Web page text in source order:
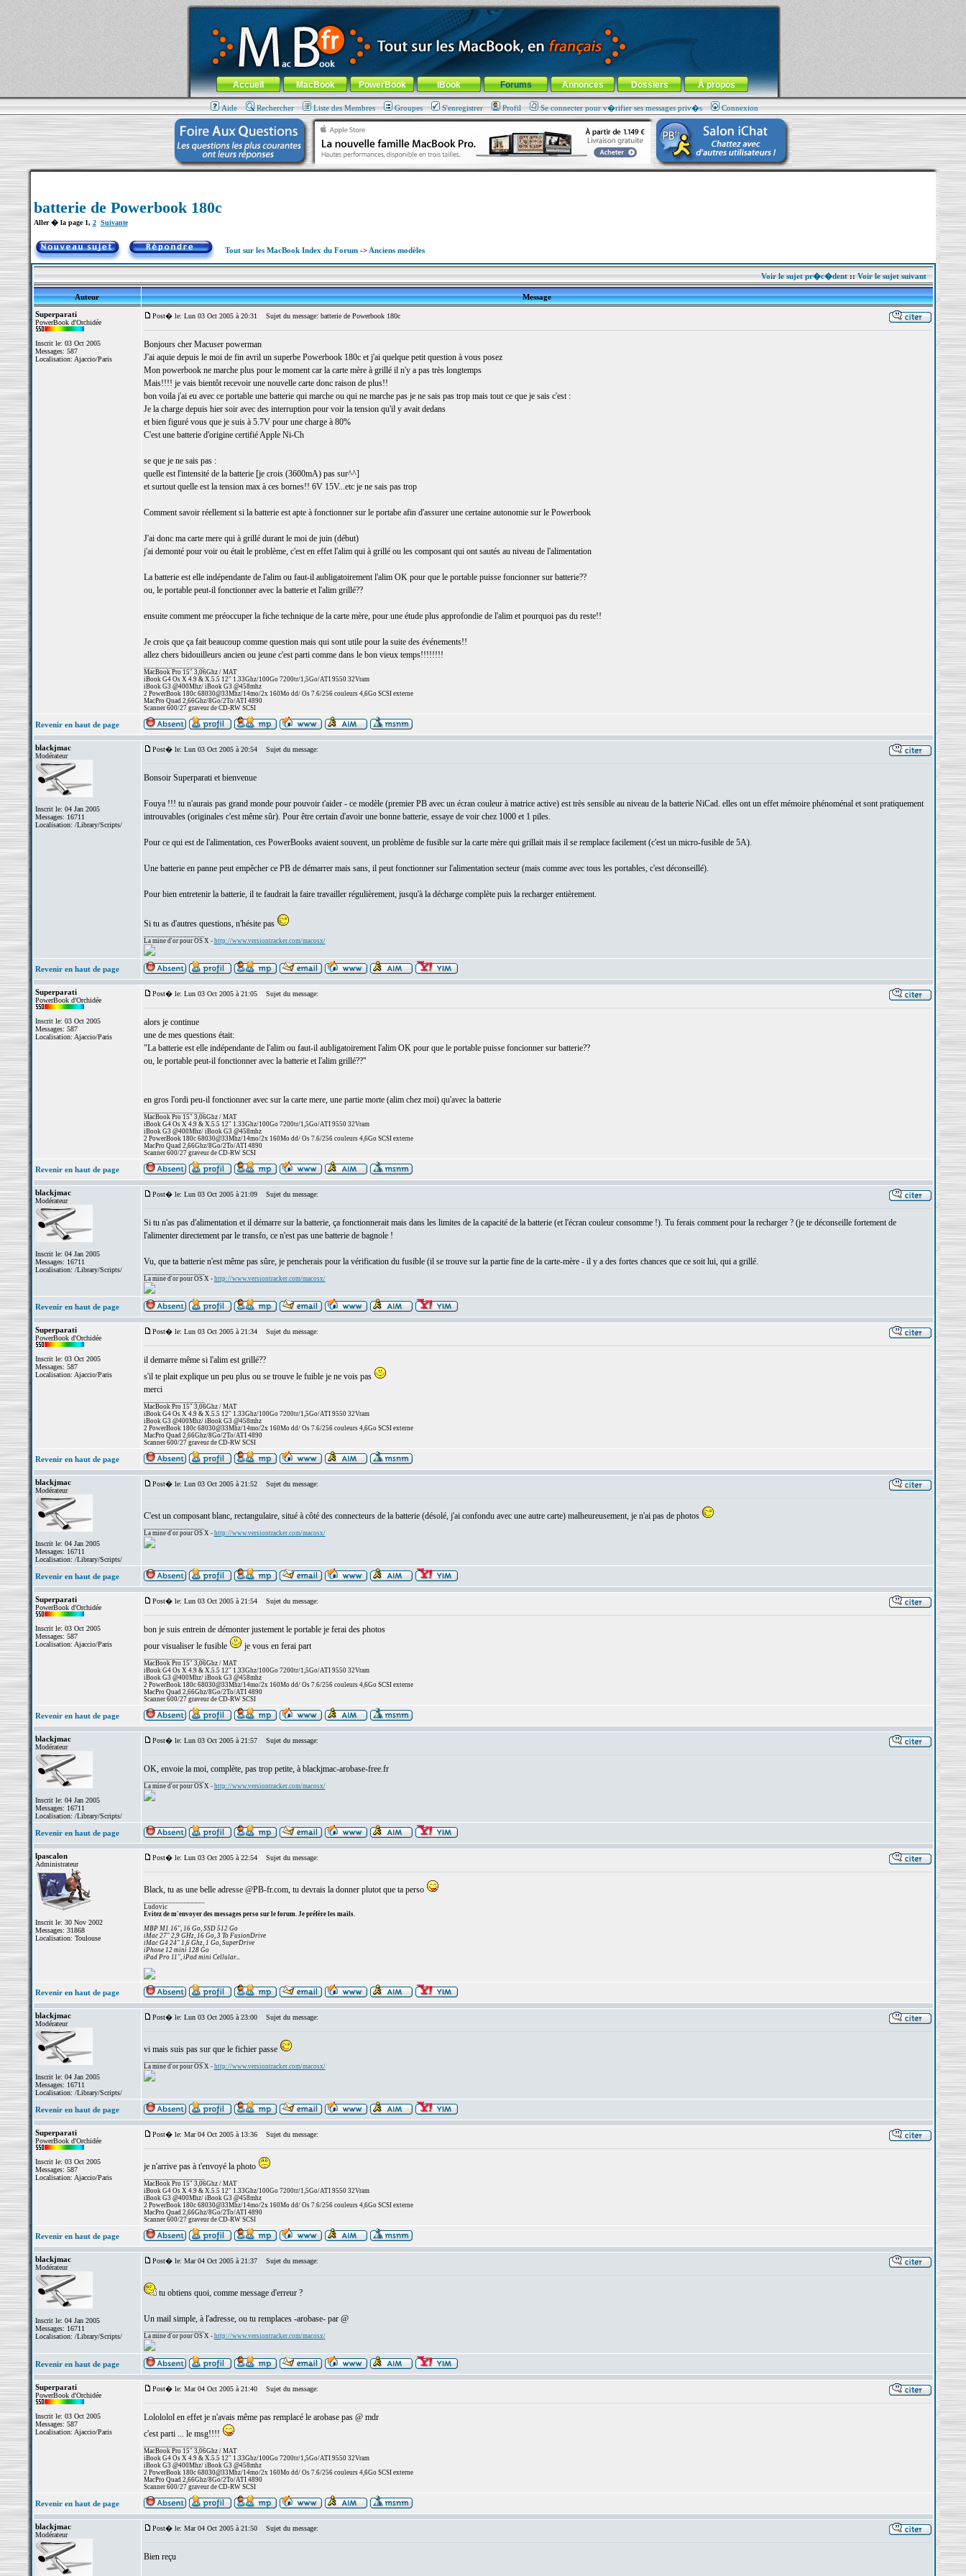
MacBook-fr.com : 100% Apple... 100% nomade !
Aller au contenu-Aller au menu général-Aller au menu de la rubrique
Menu général
Accueil MacBook PowerBook iBook Forums Annonces Dossiers À propos
Aide Rechercher Liste des Membres Groupes S'enregistrer Profil Se connecter pour v�rifier ses messages priv�s Connexion
batterie de Powerbook 180c
Aller � la page 1, 2 Suivante
Tout sur les MacBook Index du Forum-> Anciens modèles
Voir le sujet pr�c�dent::Voir le sujet suivant
Auteur
Message
Superparati
PowerBook d'Orchidée
Inscrit le: 03 Oct 2005
Messages: 587
Localisation: Ajaccio/Paris
Post� le: Lun 03 Oct 2005 à 20:31 Sujet du message: batterie de Powerbook 180c
Bonjours cher Macuser powerman
J'ai aquie depuis le moi de fin avril un superbe Powerbook 180c et j'ai quelque petit question à vous posez
Mon powerbook ne marche plus pour le moment car la carte mère à grillé il n'y a pas très longtemps
Mais!!!! je vais bientôt recevoir une nouvelle carte donc raison de plus!!
bon voila j'ai eu avec ce portable une batterie qui marche ou qui ne marche pas je ne sais pas trop mais tout ce que je sais c'est :
Je la charge depuis hier soir avec des interruption pour voir la tension qu'il y avait dedans
et bien figuré vous que je suis à 5.7V pour une charge à 80%
C'est une batterie d'origine certifié Apple Ni-Ch
se que je ne sais pas :
quelle est l'intensité de la batterie [je crois (3600mA) pas sur^^]
et surtout quelle est la tension max à ces bornes!! 6V 15V...etc je ne sais pas trop
Comment savoir réellement si la batterie est apte à fonctionner sur le portabe afin d'assurer une certaine autonomie sur le Powerbook
J'ai donc ma carte mere qui à grillé durant le moi de juin (début)
j'ai demonté pour voir ou était le problème, c'est en effet l'alim qui à grillé ou les composant qui ont sautés au niveau de l'alimentation
La batterie est elle indépendante de l'alim ou faut-il aubligatoirement l'alim OK pour que le portable puisse foncionner sur batterie??
ou, le portable peut-il fonctionner avec la batterie et l'alim grillé??
ensuite comment me préoccuper la fiche technique de la carte mère, pour une étude plus approfondie de l'alim et pourquoi pas du reste!!
Je crois que ça fait beaucoup comme question mais qui sont utile pour la suite des événements!!
allez chers bidouilleurs ancien ou jeune c'est parti comme dans le bon vieux temps!!!!!!!!
MacBook Pro 15" 3,06Ghz / MAT
iBook G4 Os X 4.9 & X.5.5 12" 1.33Ghz/100Go 7200tr/1,5Go/ATI 9550 32Vram
iBook G3 @400Mhz/ iBook G3 @458mhz
2 PowerBook 180c 68030@33Mhz/14mo/2x 160Mo dd/ Os 7.6/256 couleurs 4,6Go SCSI externe
MacPro Quad 2,66Ghz/8Go/2To/ATI 4890
Scanner 600/27 graveur de CD-RW SCSI
Revenir en haut de page
blackjmac
Modérateur
Inscrit le: 04 Jan 2005
Messages: 16711
Localisation: /Library/Scripts/
Post� le: Lun 03 Oct 2005 à 20:54 Sujet du message:
Bonsoir Superparati et bienvenue
Fouya !!! tu n'aurais pas grand monde pour pouvoir t'aider - ce modèle (premier PB avec un écran couleur à matrice active) est très sensible au niveau de la batterie NiCad. elles ont un effet mémoire phénoménal et sont pratiquement
introuvables (originales c'est même sûr). Pour être certain d'avoir une bonne batterie, essaye de voir chez 1000 et 1 piles.
Pour ce qui est de l'alimentation, ces PowerBooks avaient souvent, un problème de fusible sur la carte mère qui grillait mais il se remplace facilement (c'est un micro-fusible de 5A).
Une batterie en panne peut empêcher ce PB de démarrer mais sans, il peut fonctionner sur l'alimentation secteur (mais comme avec tous les portables, c'est déconseillé).
Pour bien entretenir la batterie, il te faudrait la faire travailler régulièrement, jusqu'à la décharge complète puis la recharger entièrement.
Si tu as d'autres questions, n'hésite pas
La mine d'or pour OS X - http://www.versiontracker.com/macosx/
Revenir en haut de page
Superparati
PowerBook d'Orchidée
Inscrit le: 03 Oct 2005
Messages: 587
Localisation: Ajaccio/Paris
Post� le: Lun 03 Oct 2005 à 21:05 Sujet du message:
alors je continue
une de mes questions était:
"La batterie est elle indépendante de l'alim ou faut-il aubligatoirement l'alim OK pour que le portable puisse foncionner sur batterie??
ou, le portable peut-il fonctionner avec la batterie et l'alim grillé??"
en gros l'ordi peu-il fonctionner avec sur la carte mere, une partie morte (alim chez moi) qu'avec la batterie
MacBook Pro 15" 3,06Ghz / MAT
iBook G4 Os X 4.9 & X.5.5 12" 1.33Ghz/100Go 7200tr/1,5Go/ATI 9550 32Vram
iBook G3 @400Mhz/ iBook G3 @458mhz
2 PowerBook 180c 68030@33Mhz/14mo/2x 160Mo dd/ Os 7.6/256 couleurs 4,6Go SCSI externe
MacPro Quad 2,66Ghz/8Go/2To/ATI 4890
Scanner 600/27 graveur de CD-RW SCSI
Revenir en haut de page
blackjmac
Modérateur
Inscrit le: 04 Jan 2005
Messages: 16711
Localisation: /Library/Scripts/
Post� le: Lun 03 Oct 2005 à 21:09 Sujet du message:
Si tu n'as pas d'alimentation et il démarre sur la batterie, ça fonctionnerait mais dans les limites de la capacité de la batterie (et l'écran couleur consomme !). Tu ferais comment pour la recharger ? (je te déconseille fortement de
l'alimenter directement par le transfo, ce n'est pas une batterie de bagnole !
Vu, que ta batterie n'est même pas sûre, je pencherais pour la vérification du fusible (il se trouve sur la partie fine de la carte-mère - il y a des fortes chances que ce soit lui, qui a grillé.
La mine d'or pour OS X - http://www.versiontracker.com/macosx/
Revenir en haut de page
Superparati
PowerBook d'Orchidée
Inscrit le: 03 Oct 2005
Messages: 587
Localisation: Ajaccio/Paris
Post� le: Lun 03 Oct 2005 à 21:34 Sujet du message:
il demarre même si l'alim est grillé??
s'il te plait explique un peu plus ou se trouve le fuible je ne vois pas
merci
MacBook Pro 15" 3,06Ghz / MAT
iBook G4 Os X 4.9 & X.5.5 12" 1.33Ghz/100Go 7200tr/1,5Go/ATI 9550 32Vram
iBook G3 @400Mhz/ iBook G3 @458mhz
2 PowerBook 180c 68030@33Mhz/14mo/2x 160Mo dd/ Os 7.6/256 couleurs 4,6Go SCSI externe
MacPro Quad 2,66Ghz/8Go/2To/ATI 4890
Scanner 600/27 graveur de CD-RW SCSI
Revenir en haut de page
blackjmac
Modérateur
Inscrit le: 04 Jan 2005
Messages: 16711
Localisation: /Library/Scripts/
Post� le: Lun 03 Oct 2005 à 21:52 Sujet du message:
C'est un composant blanc, rectangulaire, situé à côté des connecteurs de la batterie (désolé, j'ai confondu avec une autre carte) malheureusement, je n'ai pas de photos
La mine d'or pour OS X - http://www.versiontracker.com/macosx/
Revenir en haut de page
Superparati
PowerBook d'Orchidée
Inscrit le: 03 Oct 2005
Messages: 587
Localisation: Ajaccio/Paris
Post� le: Lun 03 Oct 2005 à 21:54 Sujet du message:
bon je suis entrein de démonter justement le portable je ferai des photos
pour visualiser le fusible
je vous en ferai part
MacBook Pro 15" 3,06Ghz / MAT
iBook G4 Os X 4.9 & X.5.5 12" 1.33Ghz/100Go 7200tr/1,5Go/ATI 9550 32Vram
iBook G3 @400Mhz/ iBook G3 @458mhz
2 PowerBook 180c 68030@33Mhz/14mo/2x 160Mo dd/ Os 7.6/256 couleurs 4,6Go SCSI externe
MacPro Quad 2,66Ghz/8Go/2To/ATI 4890
Scanner 600/27 graveur de CD-RW SCSI
Revenir en haut de page
blackjmac
Modérateur
Inscrit le: 04 Jan 2005
Messages: 16711
Localisation: /Library/Scripts/
Post� le: Lun 03 Oct 2005 à 21:57 Sujet du message:
OK, envoie la moi, complète, pas trop petite, à blackjmac-arobase-free.fr
La mine d'or pour OS X - http://www.versiontracker.com/macosx/
Revenir en haut de page
lpascalon
Administrateur
Inscrit le: 30 Nov 2002
Messages: 31868
Localisation: Toulouse
Post� le: Lun 03 Oct 2005 à 22:54 Sujet du message:
Black, tu as une belle adresse @PB-fr.com, tu devrais la donner plutot que ta perso
Ludovic
Evitez de m'envoyer des messages perso sur le forum. Je préfère les mails.
MBP M1 16", 16 Go, SSD 512 Go
iMac 27" 2,9 GHz, 16 Go, 3 To FusionDrive
iMac G4 24" 1,6 Ghz, 1 Go, SuperDrive
iPhone 12 mini 128 Go
iPad Pro 11", iPad mini Cellular...
Revenir en haut de page
blackjmac
Modérateur
Inscrit le: 04 Jan 2005
Messages: 16711
Localisation: /Library/Scripts/
Post� le: Lun 03 Oct 2005 à 23:00 Sujet du message:
vi mais suis pas sur que le fichier passe
La mine d'or pour OS X - http://www.versiontracker.com/macosx/
Revenir en haut de page
Superparati
PowerBook d'Orchidée
Inscrit le: 03 Oct 2005
Messages: 587
Localisation: Ajaccio/Paris
Post� le: Mar 04 Oct 2005 à 13:36 Sujet du message:
je n'arrive pas à t'envoyé la photo
MacBook Pro 15" 3,06Ghz / MAT
iBook G4 Os X 4.9 & X.5.5 12" 1.33Ghz/100Go 7200tr/1,5Go/ATI 9550 32Vram
iBook G3 @400Mhz/ iBook G3 @458mhz
2 PowerBook 180c 68030@33Mhz/14mo/2x 160Mo dd/ Os 7.6/256 couleurs 4,6Go SCSI externe
MacPro Quad 2,66Ghz/8Go/2To/ATI 4890
Scanner 600/27 graveur de CD-RW SCSI
Revenir en haut de page
blackjmac
Modérateur
Inscrit le: 04 Jan 2005
Messages: 16711
Localisation: /Library/Scripts/
Post� le: Mar 04 Oct 2005 à 21:37 Sujet du message:
tu obtiens quoi, comme message d'erreur ?
Un mail simple, à l'adresse, ou tu remplaces -arobase- par @
La mine d'or pour OS X - http://www.versiontracker.com/macosx/
Revenir en haut de page
Superparati
PowerBook d'Orchidée
Inscrit le: 03 Oct 2005
Messages: 587
Localisation: Ajaccio/Paris
Post� le: Mar 04 Oct 2005 à 21:40 Sujet du message:
Lolololol en effet je n'avais même pas remplacé le arobase pas @ mdr
c'est parti ... le msg!!!!
MacBook Pro 15" 3,06Ghz / MAT
iBook G4 Os X 4.9 & X.5.5 12" 1.33Ghz/100Go 7200tr/1,5Go/ATI 9550 32Vram
iBook G3 @400Mhz/ iBook G3 @458mhz
2 PowerBook 180c 68030@33Mhz/14mo/2x 160Mo dd/ Os 7.6/256 couleurs 4,6Go SCSI externe
MacPro Quad 2,66Ghz/8Go/2To/ATI 4890
Scanner 600/27 graveur de CD-RW SCSI
Revenir en haut de page
blackjmac
Modérateur
Post� le: Mar 04 Oct 2005 à 21:50 Sujet du message:
Bien reçu